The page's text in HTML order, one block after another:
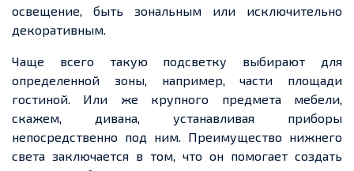
освещение, быть зональным или исключительно
декоративным.
Чаще всего такую подсветку выбирают для
определенной зоны, например, части площади
гостиной. Или же крупного предмета мебели,
скажем, дивана, устанавливая приборы
непосредственно под ним. Преимущество нижнего
света заключается в том, что он помогает создать